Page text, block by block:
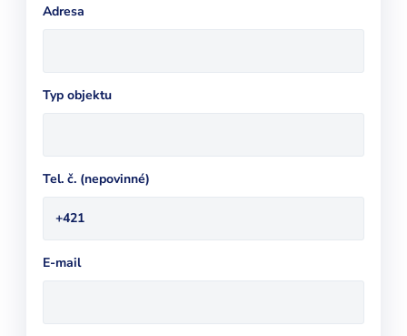
Adresa
Typ objektu
Tel. č. (nepovinné)
+421
E-mail